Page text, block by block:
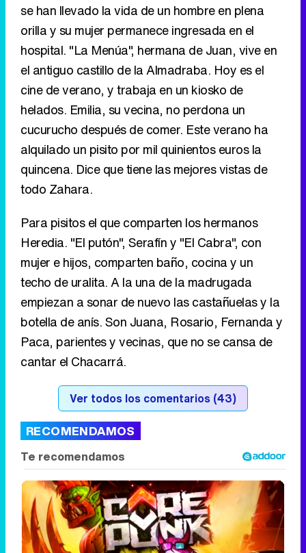
se han llevado la vida de un hombre en plena
orilla y su mujer permanece ingresada en el
hospital. "La Menúa", hermana de Juan, vive en
el antiguo castillo de la Almadraba. Hoy es el
cine de verano, y trabaja en un kiosko de
helados. Emilia, su vecina, no perdona un
cucurucho después de comer. Este verano ha
alquilado un pisito por mil quinientos euros la
quincena. Dice que tiene las mejores vistas de
todo Zahara.
Para pisitos el que comparten los hermanos
Heredia. "El putón", Serafín y "El Cabra", con
mujer e hijos, comparten baño, cocina y un
techo de uralita. A la una de la madrugada
empiezan a sonar de nuevo las castañuelas y la
botella de anís. Son Juana, Rosario, Fernanda y
Paca, parientes y vecinas, que no se cansa de
cantar el Chacarrá.
Ver todos los comentarios (43)
RECOMENDAMOS